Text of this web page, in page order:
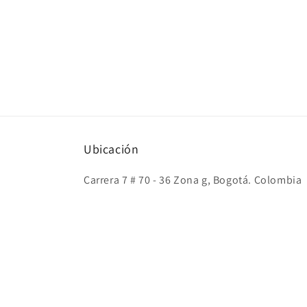
Ubicación
Carrera 7 # 70 - 36 Zona g, Bogotá. Colombia